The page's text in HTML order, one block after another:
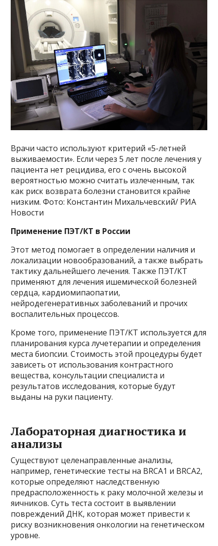
Врачи часто используют критерий «5-летней
выживаемости». Если через 5 лет после лечения у
пациента нет рецидива, его с очень высокой
вероятностью можно считать излеченным, так
как риск возврата болезни становится крайне
низким. Фото: Константин Михальчевский/ РИА
Новости
Применение ПЭТ/КТ в России
Этот метод помогает в определении наличия и
локализации новообразований, а также выбрать
тактику дальнейшего лечения. Также ПЭТ/КТ
применяют для лечения ишемической болезней
сердца, кардиомипаопатии,
нейродегенеративных заболеваний и прочих
воспалительных процессов.
Кроме того, применение ПЭТ/КТ используется для
планирования курса лучетерапии и определения
места биопсии. Стоимость этой процедуры будет
зависеть от использования контрастного
вещества, консультации специалиста и
результатов исследования, которые будут
выданы на руки пациенту.
Лабораторная диагностика и
анализы
Существуют целенаправленные анализы,
например, генетические тесты на BRCA1 и BRCA2,
которые определяют наследственную
предрасположенность к раку молочной железы и
яичников. Суть теста состоит в выявлении
повреждений ДНК, которая может привести к
риску возникновения онкологии на генетическом
уровне.